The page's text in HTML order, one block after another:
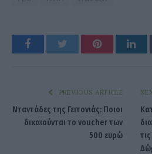
Facebook Twitter Pinterest
PREVIOUS ARTICLE
Νταντάδες της Γειτονιάς: Ποιοι
δικαιούνται το voucher των
500 ευρώ